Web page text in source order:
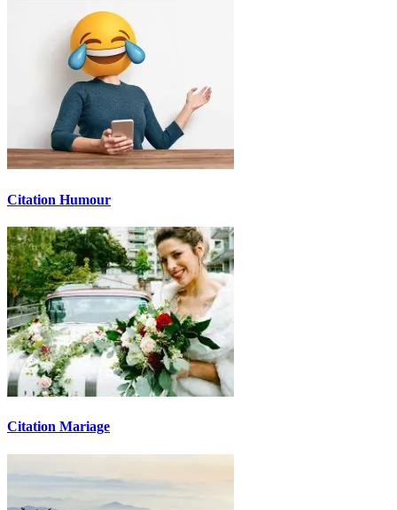
Citation Humour
Citation Mariage